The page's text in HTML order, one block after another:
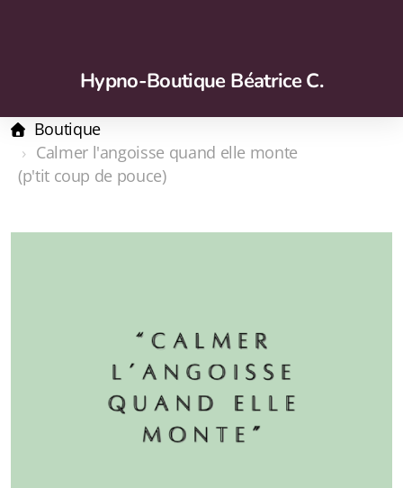
Hypno-Boutique Béatrice C.
Boutique
Calmer l'angoisse quand elle monte
(p'tit coup de pouce)